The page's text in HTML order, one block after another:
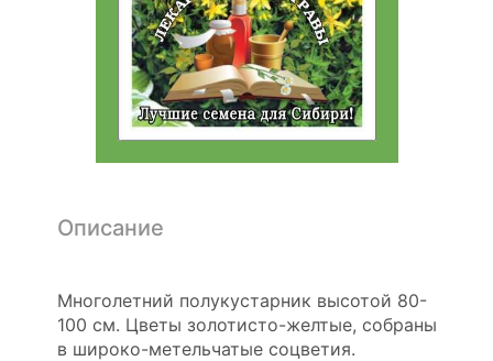
Описание
Многолетний полукустарник высотой 80-
100 см. Цветы золотисто-желтые, собраны
в широко-метельчатые соцветия.